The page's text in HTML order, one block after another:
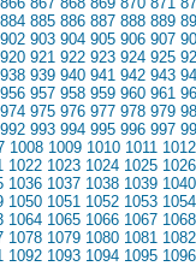
884 885 886 887 888 889
902 903 904 905 906 907
920 921 922 923 924 925
938 939 940 941 942 943
956 957 958 959 960 961
974 975 976 977 978 979
992 993 994 995 996 997
1008 1009 1010 1011 1012
1022 1023 1024 1025 1026
1036 1037 1038 1039 1040
1050 1051 1052 1053 1054
1064 1065 1066 1067 1068
1078 1079 1080 1081 1082
1092 1093 1094 1095 1096